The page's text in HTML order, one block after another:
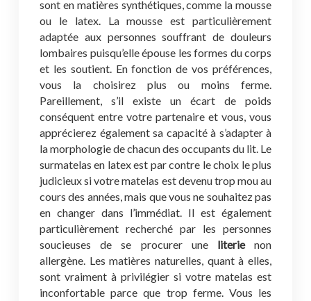
sont en matières synthétiques, comme la mousse
ou le latex. La mousse est particulièrement
adaptée aux personnes souffrant de douleurs
lombaires puisqu’elle épouse les formes du corps
et les soutient. En fonction de vos préférences,
vous la choisirez plus ou moins ferme.
Pareillement, s’il existe un écart de poids
conséquent entre votre partenaire et vous, vous
apprécierez également sa capacité à s’adapter à
la morphologie de chacun des occupants du lit. Le
surmatelas en latex est par contre le choix le plus
judicieux si votre matelas est devenu trop mou au
cours des années, mais que vous ne souhaitez pas
en changer dans l’immédiat. Il est également
particulièrement recherché par les personnes
soucieuses de se procurer une literienon
allergène. Les matières naturelles, quant à elles,
sont vraiment à privilégier si votre matelas est
inconfortable parce que trop ferme. Vous les